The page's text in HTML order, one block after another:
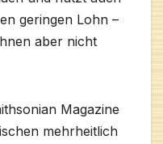
geringen Lohn –
aber nicht
Magazine
mehrheitlich